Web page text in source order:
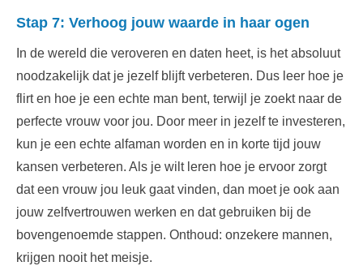
Stap 7: Verhoog jouw waarde in haar ogen
In de wereld die veroveren en daten heet, is het absoluut
noodzakelijk dat je jezelf blijft verbeteren. Dus leer hoe je
flirt en hoe je een echte man bent, terwijl je zoekt naar de
perfecte vrouw voor jou. Door meer in jezelf te investeren,
kun je een echte alfaman worden en in korte tijd jouw
kansen verbeteren. Als je wilt leren hoe je ervoor zorgt
dat een vrouw jou leuk gaat vinden, dan moet je ook aan
jouw zelfvertrouwen werken en dat gebruiken bij de
bovengenoemde stappen. Onthoud: onzekere mannen,
krijgen nooit het meisje.